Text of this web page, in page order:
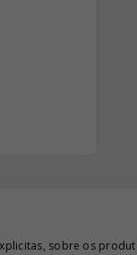
sobre os